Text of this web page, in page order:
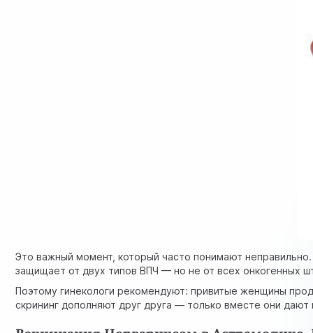
Это важный момент, который часто понимают
защищает от двух типов ВПЧ — но не от всех онкогенных
Поэтому гинекологи рекомендуют: привитые женщины
скрининг дополняют друг друга — только вместе они